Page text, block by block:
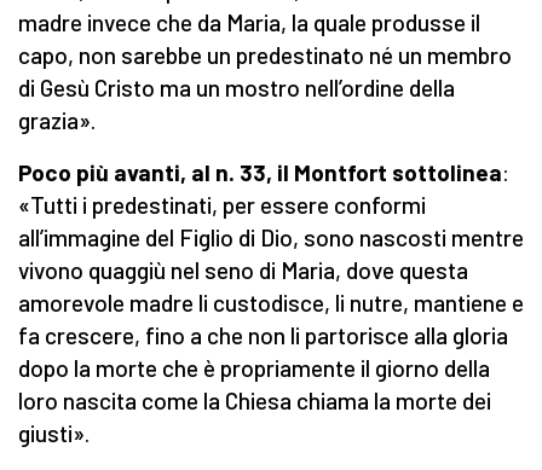
madre invece che da Maria, la quale produsse il
capo, non sarebbe un predestinato né un membro
di Gesù Cristo ma un mostro nell’ordine della
grazia».
Poco più avanti, al n. 33, il Montfort sottolinea:
«Tutti i predestinati, per essere conformi
all’immagine del Figlio di Dio, sono nascosti mentre
vivono quaggiù nel seno di Maria, dove questa
amorevole madre li custodisce, li nutre, mantiene e
fa crescere, fino a che non li partorisce alla gloria
dopo la morte che è propriamente il giorno della
loro nascita come la Chiesa chiama la morte dei
giusti».